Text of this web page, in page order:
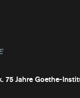
75 Jahre Goethe-